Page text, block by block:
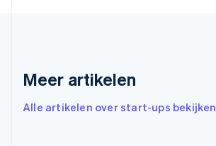
Meer artikelen
Alle artikelen over start-ups bekijken
Hongkong SAR, China
English简体中文
Ierland
English